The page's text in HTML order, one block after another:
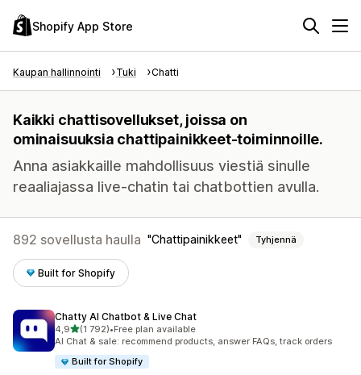
Shopify App Store
Kaupan hallinnointi Tuki Chatti
Kaikki chattisovellukset, joissa on
ominaisuuksia chattipainikkeet-toiminnoille.
Anna asiakkaille mahdollisuus viestiä sinulle
reaaliajassa live-chatin tai chatbottien avulla.
892 sovellusta haulla Chattipainikkeet Tyhjennä
Built for Shopify
Chatty AI Chatbot & Live Chat
4,9/ 5 tähteä
(1 792)
1792 arvostelua yhteensä
•Free plan available
AI Chat & sale: recommend products, answer FAQs, track orders
Built for Shopify